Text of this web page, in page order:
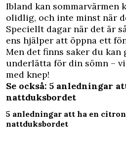
Ibland kan sommarvärmen
olidlig, och inte minst när
Speciellt dagar när det är
ens hjälper att öppna ett
Men det finns saker du kan
underlätta för din sömn –
med knep!
Se också: 5 anledningar
nattduksbordet
5 anledningar att ha en
nattduksbordet